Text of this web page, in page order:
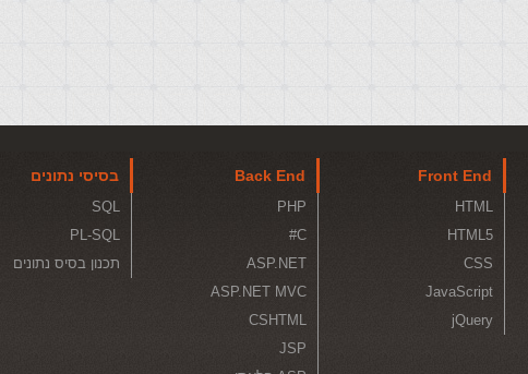
Front End
HTML
HTML5
CSS
JavaScript
jQuery
Back End
PHP
C#
ASP.NET
ASP.NET MVC
CSHTML
JSP
בסיסי נתונים
SQL
PL-SQL
תכנון בסיס נתונים